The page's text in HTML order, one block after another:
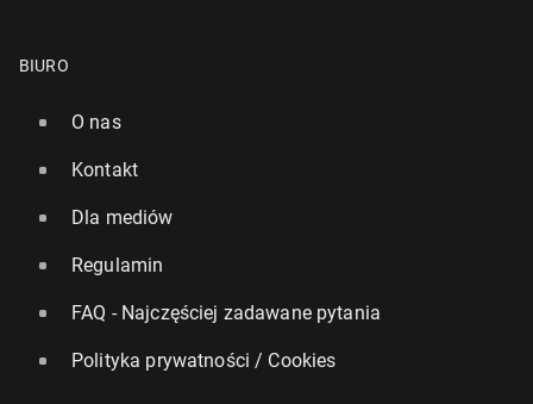
BIURO
O nas
Kontakt
Dla mediów
Regulamin
FAQ - Najczęściej zadawane pytania
Polityka prywatności / Cookies